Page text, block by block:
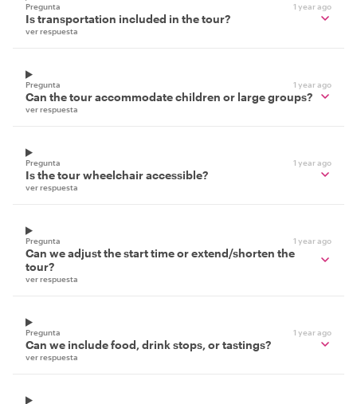
Pregunta 1 year ago
Is transportation included in the tour?
ver respuesta
Pregunta 1 year ago
Can the tour accommodate children or large groups?
ver respuesta
Pregunta 1 year ago
Is the tour wheelchair accessible?
ver respuesta
Pregunta 1 year ago
Can we adjust the start time or extend/shorten the
tour?
ver respuesta
Pregunta 1 year ago
Can we include food, drink stops, or tastings?
ver respuesta